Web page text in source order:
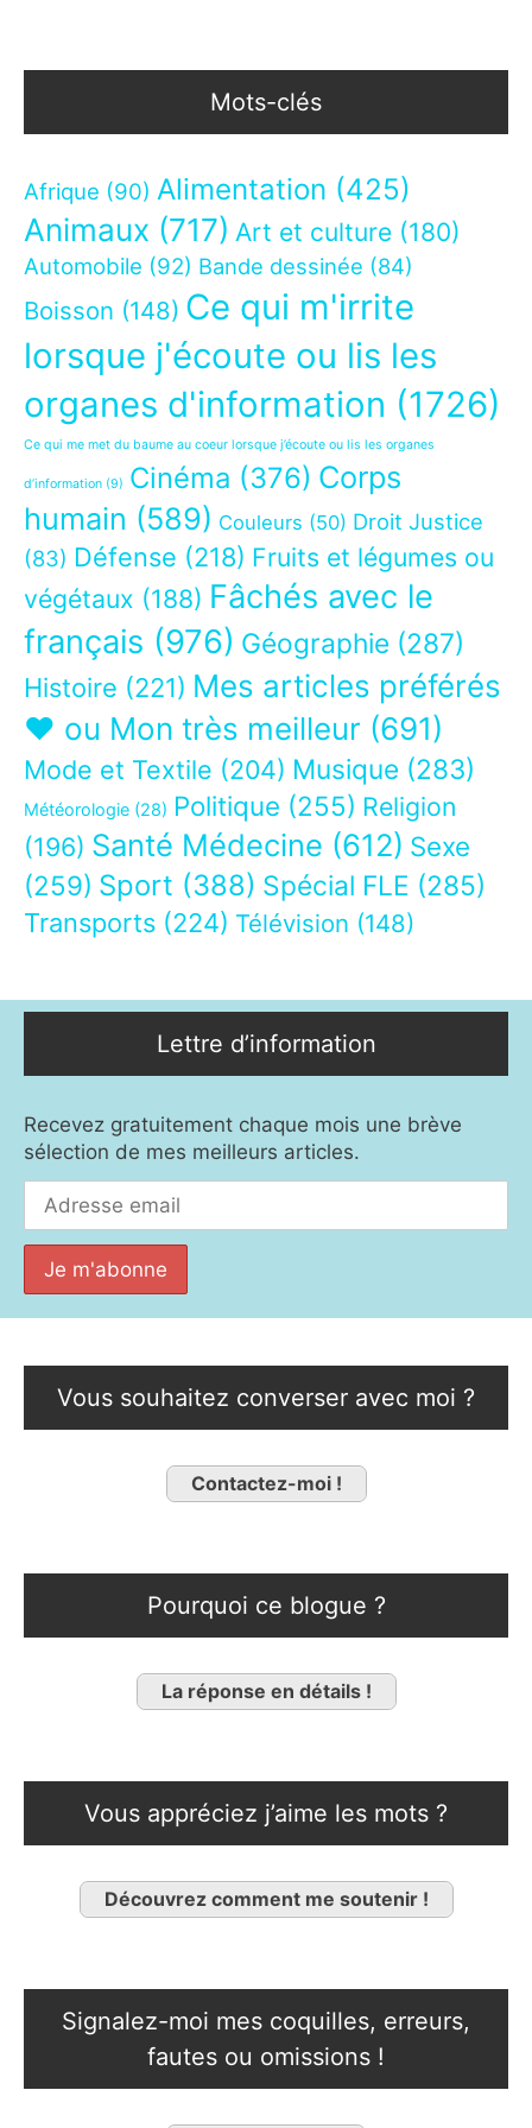
Mots-clés
Afrique (90) Alimentation (425)
Animaux (717) Art et culture (180)
Automobile (92) Bande dessinée (84)
Boisson (148) Ce qui m'irrite
lorsque j'écoute ou lis les
organes d'information (1726)
Ce qui me met du baume au coeur lorsque j’écoute ou lis les organes
d’information (9) Cinéma (376) Corps
humain (589) Couleurs (50) Droit Justice
(83) Défense (218) Fruits et légumes ou
végétaux (188) Fâchés avec le
français (976) Géographie (287)
Histoire (221) Mes articles préférés
❤ ou Mon très meilleur (691)
Mode et Textile (204) Musique (283)
Météorologie (28) Politique (255) Religion
(196) Santé Médecine (612) Sexe
(259) Sport (388) Spécial FLE (285)
Transports (224) Télévision (148)
Lettre d’information
Recevez gratuitement chaque mois une brève
sélection de mes meilleurs articles.
Vous souhaitez converser avec moi ?
Contactez-moi !
Pourquoi ce blogue ?
La réponse en détails !
Vous appréciez j’aime les mots ?
Découvrez comment me soutenir !
Signalez-moi mes coquilles, erreurs,
fautes ou omissions !